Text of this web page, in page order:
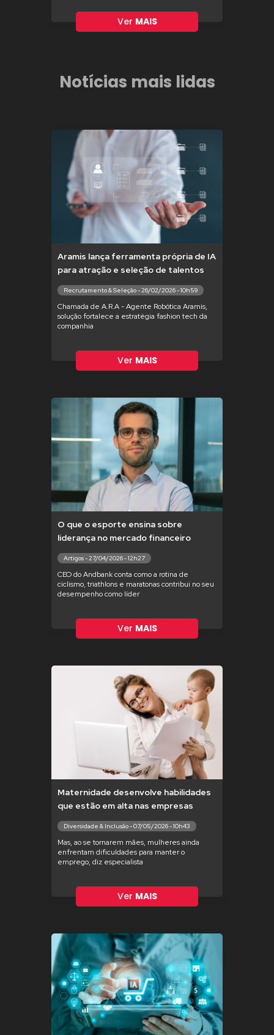
Ver MAIS
Notícias mais lidas
Aramis lança ferramenta própria de IA
para atração e seleção de talentos
Recrutamento & Seleção - 26/02/2026 - 10h59
Chamada de A.R.A - Agente Robótica Aramis,
solução fortalece a estratégia fashion tech da
companhia
Ver MAIS
O que o esporte ensina sobre
liderança no mercado financeiro
Artigos - 27/04/2026 - 12h27
CEO do Andbank conta como a rotina de
ciclismo, triathlons e maratonas contribui no seu
desempenho como líder
Ver MAIS
Maternidade desenvolve habilidades
que estão em alta nas empresas
Diversidade & Inclusão - 07/05/2026 - 10h43
Mas, ao se tornarem mães, mulheres ainda
enfrentam dificuldades para manter o
emprego, diz especialista
Ver MAIS